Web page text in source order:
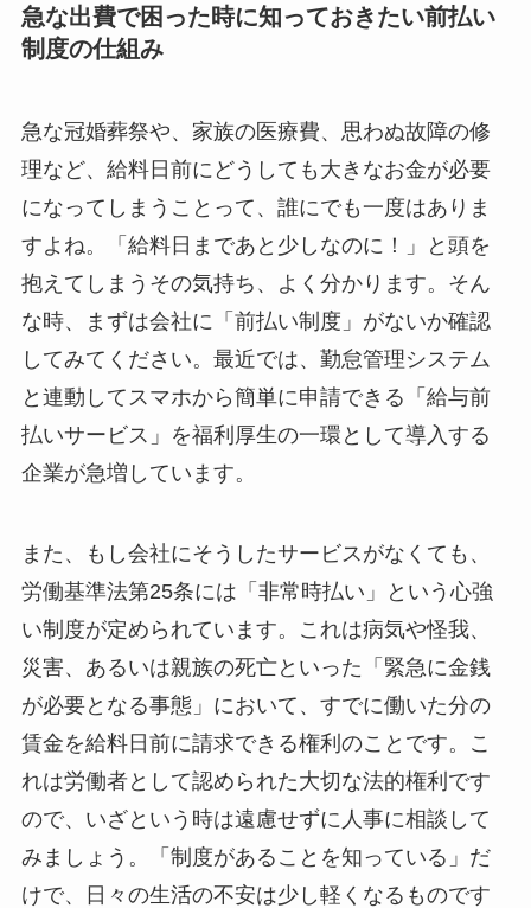
急な出費で困った時に知っておきたい前払い
制度の仕組み
急な冠婚葬祭や、家族の医療費、思わぬ故障の修
理など、給料日前にどうしても大きなお金が必要
になってしまうことって、誰にでも一度はありま
すよね。「給料日まであと少しなのに！」と頭を
抱えてしまうその気持ち、よく分かります。そん
な時、まずは会社に「前払い制度」がないか確認
してみてください。最近では、勤怠管理システム
と連動してスマホから簡単に申請できる「給与前
払いサービス」を福利厚生の一環として導入する
企業が急増しています。
また、もし会社にそうしたサービスがなくても、
労働基準法第25条には「非常時払い」という心強
い制度が定められています。これは病気や怪我、
災害、あるいは親族の死亡といった「緊急に金銭
が必要となる事態」において、すでに働いた分の
賃金を給料日前に請求できる権利のことです。こ
れは労働者として認められた大切な法的権利です
ので、いざという時は遠慮せずに人事に相談して
みましょう。「制度があることを知っている」だ
けで、日々の生活の不安は少し軽くなるものです